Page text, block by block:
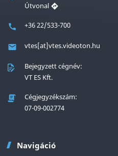
Útvonal
+36 22/533-700
vtes[at]vtes.videoton.hu
Bejegyzett cégnév:
VT ES Kft.
Cégjegyzékszám:
07-09-002774
Navigáció